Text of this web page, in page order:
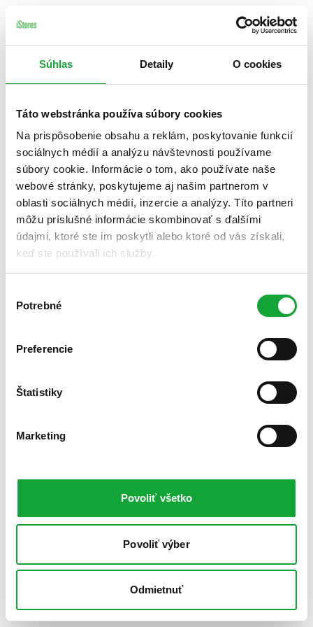
Súhlas Detaily O cookies
Táto webstránka používa súbory cookies
Na prispôsobenie obsahu a reklám, poskytovanie funkcií
sociálnych médií a analýzu návštevnosti používame
súbory cookie. Informácie o tom, ako používate naše
webové stránky, poskytujeme aj našim partnerom v
oblasti sociálnych médií, inzercie a analýzy. Títo partneri
môžu príslušné informácie skombinovať s ďalšími
údajmi, ktoré ste im poskytli alebo ktoré od vás získali,
keď ste používali ich služby.
súhlasu
Potrebné
Preferencie
Štatistiky
Marketing
Povoliť všetko
Povoliť výber
Odmietnuť